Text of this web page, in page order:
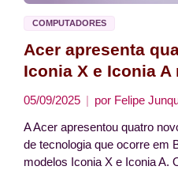
COMPUTADORES
Acer apresenta
Iconia X e Iconia A
05/09/2025 por Felipe
A Acer apresentou quatro
de tecnologia que ocorre em
modelos Iconia X e Iconia A.